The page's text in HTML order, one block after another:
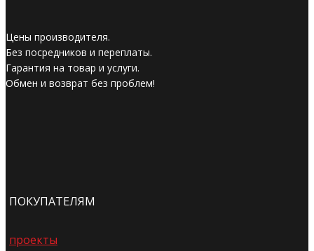
Цены производителя.
Без посредников и переплаты.
Гарантия на товар и услуги.
Обмен и возврат без проблем!
ПОКУПАТЕЛЯМ
проекты